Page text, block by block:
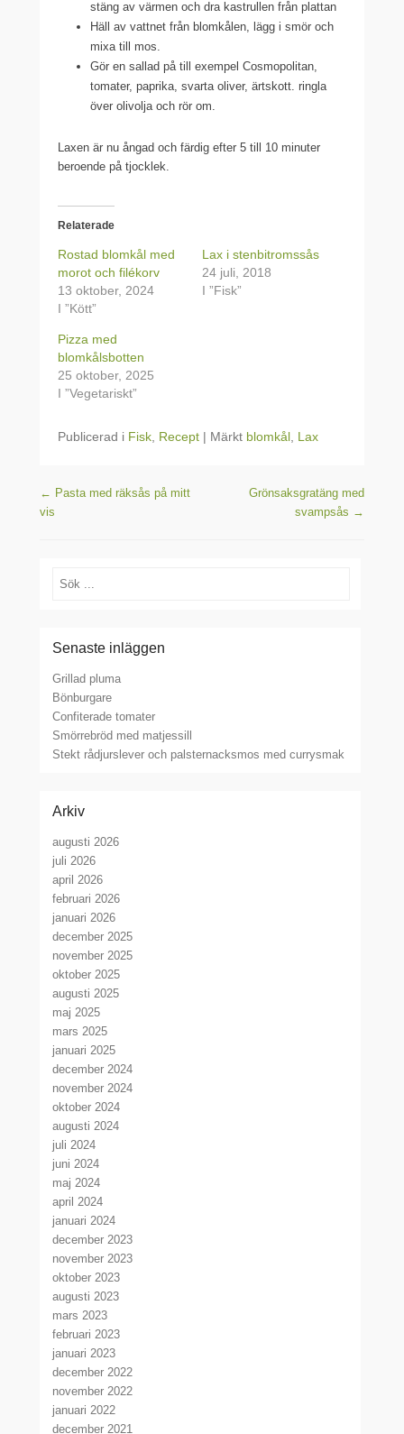
stäng av värmen och dra kastrullen från plattan
Häll av vattnet från blomkålen, lägg i smör och
mixa till mos.
Gör en sallad på till exempel Cosmopolitan,
tomater, paprika, svarta oliver, ärtskott. ringla
över olivolja och rör om.
Laxen är nu ångad och färdig efter 5 till 10 minuter
beroende på tjocklek.
Relaterade
Rostad blomkål med
morot och filékorv
13 oktober, 2024
I ”Kött”
Lax i stenbitromssås
24 juli, 2018
I ”Fisk”
Pizza med
blomkålsbotten
25 oktober, 2025
I ”Vegetariskt”
Publicerad i Fisk Recept | Märkt blomkål Lax
Inläggsnavigering
← Pasta med räksås på mitt
vis
Grönsaksgratäng med
svampsås →
Sök
Senaste inläggen
Grillad pluma
Bönburgare
Confiterade tomater
Smörrebröd med matjessill
Stekt rådjurslever och palsternacksmos med currysmak
Arkiv
augusti 2026
juli 2026
april 2026
februari 2026
januari 2026
december 2025
november 2025
oktober 2025
augusti 2025
maj 2025
mars 2025
januari 2025
december 2024
november 2024
oktober 2024
augusti 2024
juli 2024
juni 2024
maj 2024
april 2024
januari 2024
december 2023
november 2023
oktober 2023
augusti 2023
mars 2023
februari 2023
januari 2023
december 2022
november 2022
januari 2022
december 2021